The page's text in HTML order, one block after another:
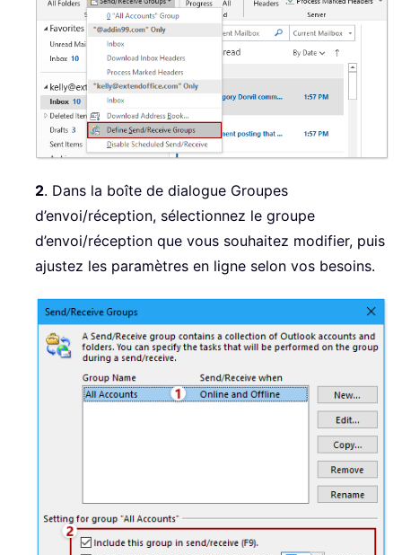
2. Dans la boîte de dialogue Groupes
d’envoi/réception, sélectionnez le groupe
d’envoi/réception que vous souhaitez modifier, puis
ajustez les paramètres en ligne selon vos besoins.